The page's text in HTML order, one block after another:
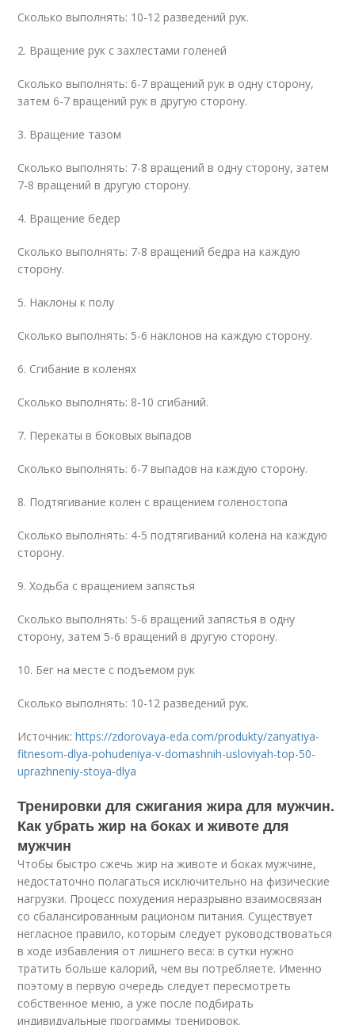
Сколько выполнять: 10-12 разведений рук.
2. Вращение рук с захлестами голеней
Сколько выполнять: 6-7 вращений рук в одну сторону,
затем 6-7 вращений рук в другую сторону.
3. Вращение тазом
Сколько выполнять: 7-8 вращений в одну сторону, затем
7-8 вращений в другую сторону.
4. Вращение бедер
Сколько выполнять: 7-8 вращений бедра на каждую
сторону.
5. Наклоны к полу
Сколько выполнять: 5-6 наклонов на каждую сторону.
6. Сгибание в коленях
Сколько выполнять: 8-10 сгибаний.
7. Перекаты в боковых выпадов
Сколько выполнять: 6-7 выпадов на каждую сторону.
8. Подтягивание колен с вращением голеностопа
Сколько выполнять: 4-5 подтягиваний колена на каждую
сторону.
9. Ходьба с вращением запястья
Сколько выполнять: 5-6 вращений запястья в одну
сторону, затем 5-6 вращений в другую сторону.
10. Бег на месте с подъемом рук
Сколько выполнять: 10-12 разведений рук.
Источник:https://zdorovaya-eda.com/produkty/zanyatiya-
fitnesom-dlya-pohudeniya-v-domashnih-usloviyah-top-50-
uprazhneniy-stoya-dlya
Тренировки для сжигания жира для мужчин.
Как убрать жир на боках и животе для
мужчин
Чтобы быстро сжечь жир на животе и боках мужчине,
недостаточно полагаться исключительно на физические
нагрузки. Процесс похудения неразрывно взаимосвязан
со сбалансированным рационом питания. Существует
негласное правило, которым следует руководствоваться
в ходе избавления от лишнего веса: в сутки нужно
тратить больше калорий, чем вы потребляете. Именно
поэтому в первую очередь следует пересмотреть
собственное меню, а уже после подбирать
индивидуальные программы тренировок.